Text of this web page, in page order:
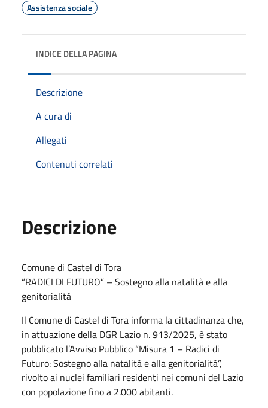
Assistenza sociale
INDICE DELLA PAGINA
Descrizione
A cura di
Allegati
Contenuti correlati
Descrizione
Comune di Castel di Tora
“RADICI DI FUTURO” – Sostegno alla natalità e alla
genitorialità
Il Comune di Castel di Tora informa la cittadinanza che,
in attuazione della DGR Lazio n. 913/2025, è stato
pubblicato l’Avviso Pubblico “Misura 1 – Radici di
Futuro: Sostegno alla natalità e alla genitorialità”,
rivolto ai nuclei familiari residenti nei comuni del Lazio
con popolazione fino a 2.000 abitanti.